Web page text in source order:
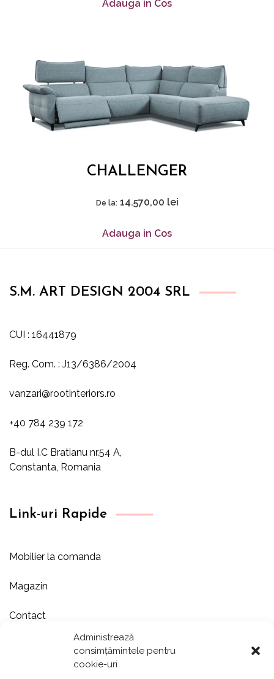
Administrează
consimțămintele pentru
cookie-uri
Adauga in Cos
CHALLENGER
De la: 14.570,00 lei
Adauga in Cos
S.M. ART DESIGN 2004 SRL
CUI : 16441879
Reg. Com. : J13/6386/2004
vanzari@rootinteriors.ro
+40 784 239 172
B-dul I.C Bratianu nr.54 A,
Constanta, Romania
Link-uri Rapide
Mobilier la comanda
Magazin
Contact